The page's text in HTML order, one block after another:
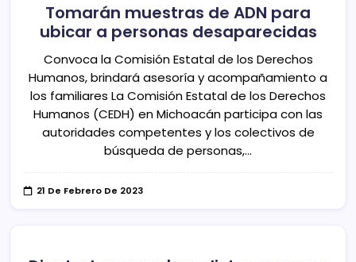
Tomarán muestras de ADN para
ubicar a personas desaparecidas
Convoca la Comisión Estatal de los Derechos
Humanos, brindará asesoría y acompañamiento a
los familiares La Comisión Estatal de los Derechos
Humanos (CEDH) en Michoacán participa con las
autoridades competentes y los colectivos de
búsqueda de personas,…
21 De Febrero De 2023